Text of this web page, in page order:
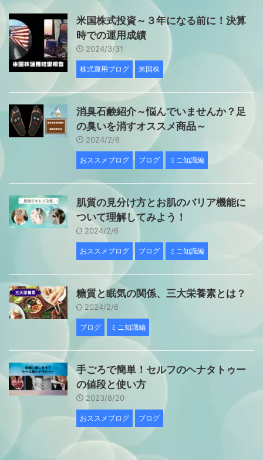
米国株式投資～３年になる前に！決算
時での運用成績
2024/3/31
株式運用ブログ 米国株
消臭石鹸紹介～悩んでいませんか？足
の臭いを消すオススメ商品～
2024/2/6
おススメブログ ブログ ミニ知識編
肌質の見分け方とお肌のバリア機能に
ついて理解してみよう！
2024/2/6
おススメブログ ブログ ミニ知識編
糖質と眠気の関係、三大栄養素とは？
2024/2/6
ブログ ミニ知識編
手ごろで簡単！セルフのヘナタトゥー
の値段と使い方
2023/8/20
おススメブログ ブログ